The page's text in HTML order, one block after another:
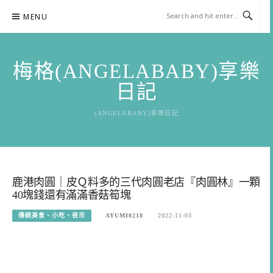
content
MENU
梅格(ANGELABABY)享樂
日記
(ANGELABABY)享樂日記
鹿港肉圓｜皮Ｑ料多的三代肉圓老店『肉圓林』一顆
40塊錢還有滿滿香菇筍塊
傳統美食、小吃、夜市 AYUMI0218 2022-11-03